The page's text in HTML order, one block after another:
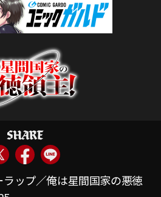
ップ／俺は星間国家の悪徳